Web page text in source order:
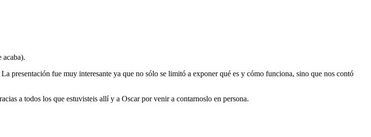
acaba).
presentación fue muy interesante ya que no sólo se limitó a exponer qué es y cómo funciona, sino que nos contó
a todos los que estuvisteis allí y a Oscar por venir a contarnoslo en persona.